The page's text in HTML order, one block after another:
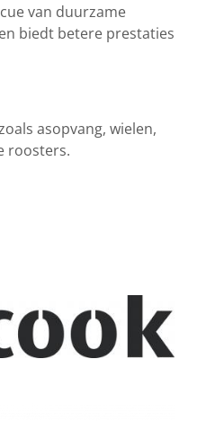
van duurzame
biedt betere prestaties
asopvang, wielen,
roosters.